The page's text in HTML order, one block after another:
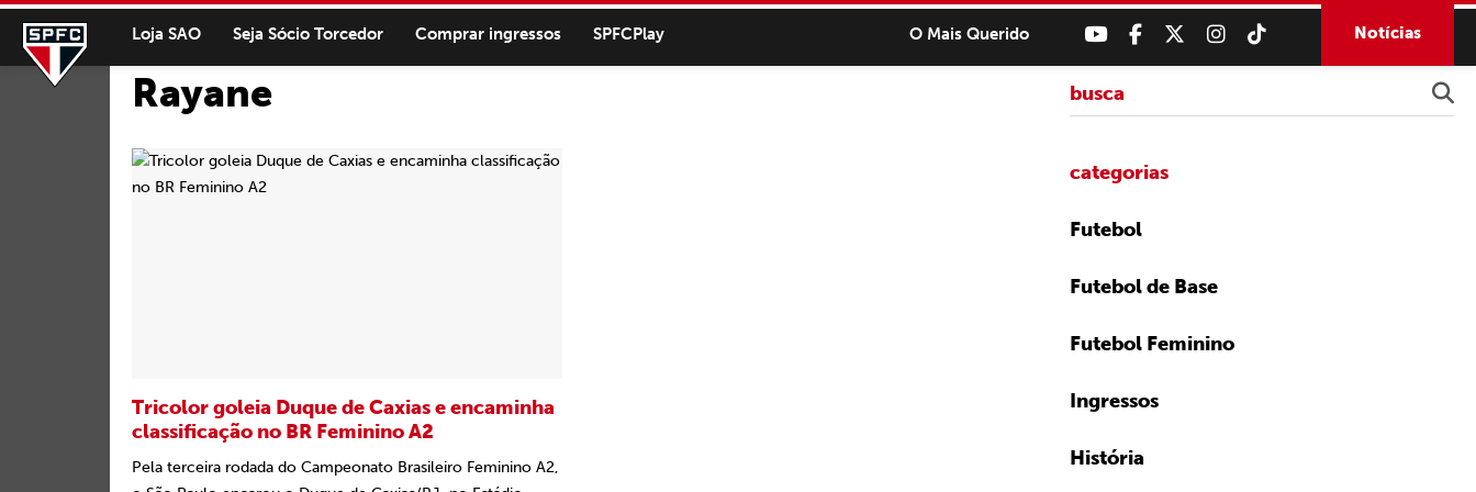
Loja SAO Seja Sócio Torcedor Comprar ingressos SPFCPlay O Mais Querido Notícias
Rayane
Tricolor goleia Duque de Caxias e encaminha
classificação no BR Feminino A2
Pela terceira rodada do Campeonato Brasileiro Feminino A2,
categorias
Futebol
Futebol de Base
Futebol Feminino
Ingressos
História